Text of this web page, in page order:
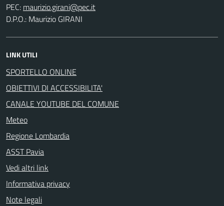
PEC:
D.P.O.: Maurizio GIRANI
LINK UTILI
SPORTELLO ONLINE
OBIETTIVI DI ACCESSIBILITA'
CANALE YOUTUBE DEL COMUNE
Meteo
Regione Lombardia
ASST Pavia
Vedi altri link
Informativa privacy
Note legali